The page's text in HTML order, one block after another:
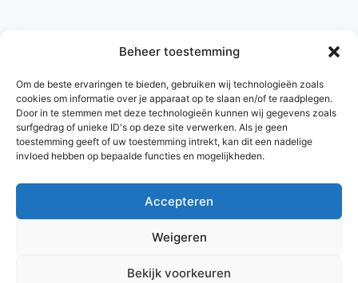
Beheer toestemming
Om de beste ervaringen te bieden, gebruiken wij technologieën zoals
cookies om informatie over je apparaat op te slaan en/of te raadplegen.
Door in te stemmen met deze technologieën kunnen wij gegevens zoals
surfgedrag of unieke ID's op deze site verwerken. Als je geen
toestemming geeft of uw toestemming intrekt, kan dit een nadelige
invloed hebben op bepaalde functies en mogelijkheden.
Accepteren
Weigeren
Bekijk voorkeuren
© 2026 AlleNamen.nl